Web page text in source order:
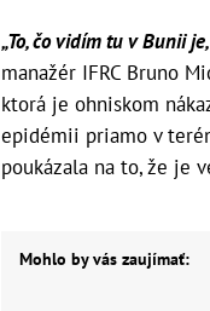
„To, čo vidím tu v Bunii
manažér IFRC Bruno
ktorá je ohniskom
epidémii priamo v
poukázala na to, že je
Mohlo by vás zaujímať: